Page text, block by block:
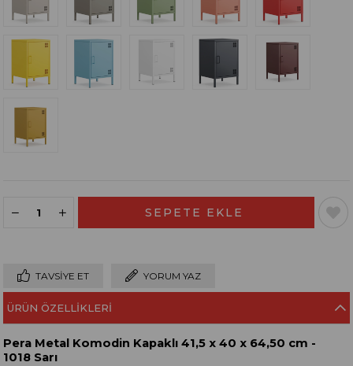
TAVSIYE ET YORUM YAZ
ÜRÜN ÖZELLIKLERI
Pera Metal Komodin Kapaklı 41,5 x 40 x 64,50 cm -
1018 Sarı